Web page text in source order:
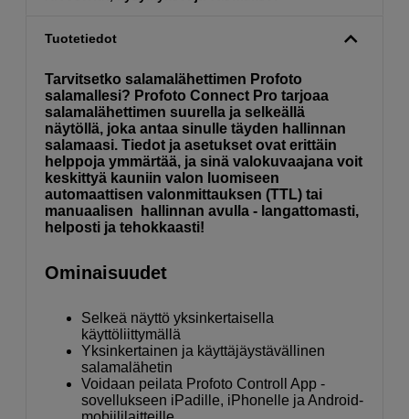
Tuotetiedot
Tarvitsetko salamalähettimen Profoto
salamallesi? Profoto Connect Pro tarjoaa
salamalähettimen suurella ja selkeällä
näytöllä, joka antaa sinulle täyden hallinnan
salamaasi. Tiedot ja asetukset ovat erittäin
helppoja ymmärtää, ja sinä valokuvaajana voit
keskittyä kauniin valon luomiseen
automaattisen valonmittauksen (TTL) tai
manuaalisen hallinnan avulla - langattomasti,
helposti ja tehokkaasti!
Ominaisuudet
Selkeä näyttö yksinkertaisella
käyttöliittymällä
Yksinkertainen ja käyttäjäystävällinen
salamalähetin
Voidaan peilata Profoto Controll App -
sovellukseen iPadille, iPhonelle ja Android-